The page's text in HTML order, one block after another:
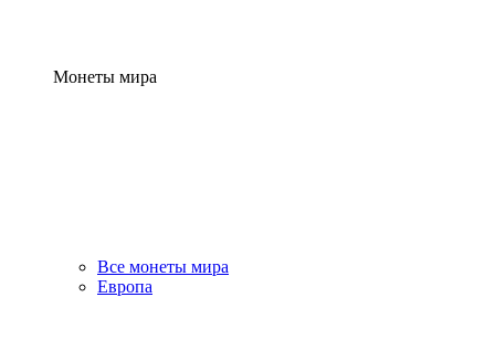
Монеты мира
Все монеты мира
Европа